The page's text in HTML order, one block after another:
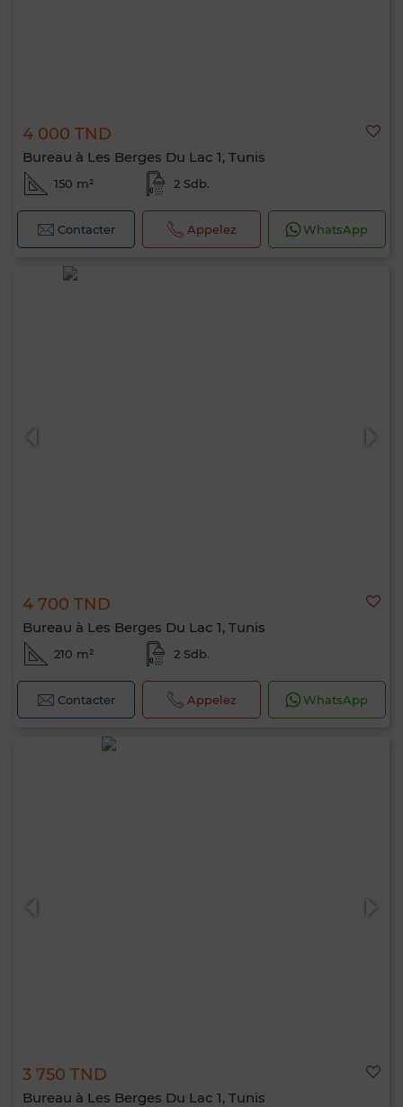
4 000 TND
Bureau à Les Berges Du Lac 1, Tunis
150 m² 2 Sdb.
Contacter Appelez WhatsApp
4 700 TND
Bureau à Les Berges Du Lac 1, Tunis
210 m² 2 Sdb.
Contacter Appelez WhatsApp
3 750 TND
Bureau à Les Berges Du Lac 1, Tunis